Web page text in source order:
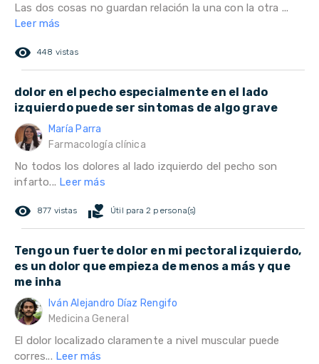
Las dos cosas no guardan relación la una con la otra ...
Leer más
remove_red_eye 448 vistas
dolor en el pecho especialmente en el lado
izquierdo puede ser sintomas de algo grave
María Parra
Farmacología clínica
No todos los dolores al lado izquierdo del pecho son
infarto... Leer más
remove_red_eye 877 vistas volunteer_activism Útil para 2 persona(s)
Tengo un fuerte dolor en mi pectoral izquierdo,
es un dolor que empieza de menos a más y que
me inha
Iván Alejandro Díaz Rengifo
Medicina General
El dolor localizado claramente a nivel muscular puede
corres... Leer más